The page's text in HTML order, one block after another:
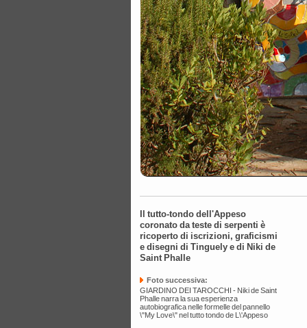
Il tutto-tondo dell'Appeso
coronato da teste di serpenti è
ricoperto di iscrizioni, graficismi
e disegni di Tinguely e di Niki de
Saint Phalle
Foto successiva:
GIARDINO DEI TAROCCHI - Niki de Saint
Phalle narra la sua esperienza
autobiografica nelle formelle del pannello
\"My Love\" nel tutto tondo de L\'Appeso